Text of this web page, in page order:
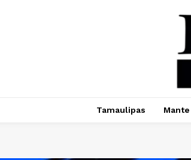
Tamaulipas Mante